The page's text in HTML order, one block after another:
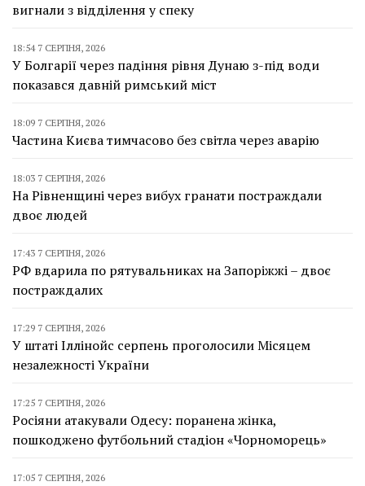
вигнали з відділення у спеку
18:54 7 СЕРПНЯ, 2026
У Болгарії через падіння рівня Дунаю з-під води
показався давній римський міст
18:09 7 СЕРПНЯ, 2026
Частина Києва тимчасово без світла через аварію
18:03 7 СЕРПНЯ, 2026
На Рівненщині через вибух гранати постраждали
двоє людей
17:43 7 СЕРПНЯ, 2026
РФ вдарила по рятувальниках на Запоріжжі – двоє
постраждалих
17:29 7 СЕРПНЯ, 2026
У штаті Іллінойс серпень проголосили Місяцем
незалежності України
17:25 7 СЕРПНЯ, 2026
Росіяни атакували Одесу: поранена жінка,
пошкоджено футбольний стадіон «Чорноморець»
17:05 7 СЕРПНЯ, 2026